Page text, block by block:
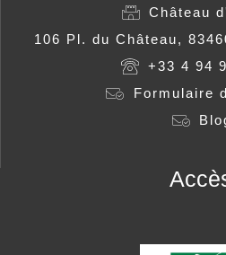
Château
106 Pl. du Château,
+33 4 94
Formulaire